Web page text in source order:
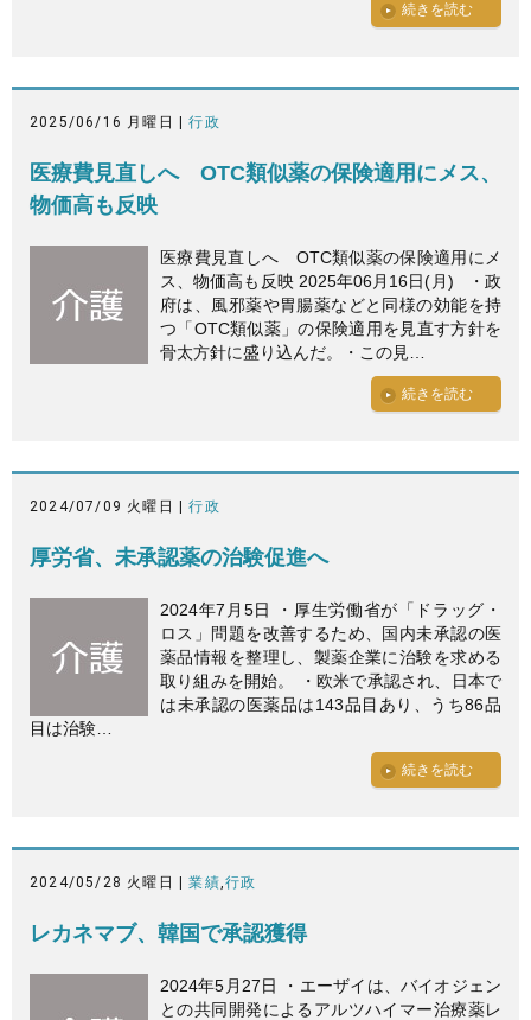
続きを読む
2025/06/16 月曜日 |行政
医療費見直しへ OTC類似薬の保険適用にメス、
物価高も反映
医療費見直しへ OTC類似薬の保険適用にメ
ス、物価高も反映 2025年06月16日(月) ・政
府は、風邪薬や胃腸薬などと同様の効能を持
つ「OTC類似薬」の保険適用を見直す方針を
骨太方針に盛り込んだ。・この見…
続きを読む
2024/07/09 火曜日 |行政
厚労省、未承認薬の治験促進へ
2024年7月5日 ・厚生労働省が「ドラッグ・
ロス」問題を改善するため、国内未承認の医
薬品情報を整理し、製薬企業に治験を求める
取り組みを開始。 ・欧米で承認され、日本で
は未承認の医薬品は143品目あり、うち86品
目は治験…
続きを読む
2024/05/28 火曜日 |業績,行政
レカネマブ、韓国で承認獲得
2024年5月27日 ・エーザイは、バイオジェン
との共同開発によるアルツハイマー治療薬レ